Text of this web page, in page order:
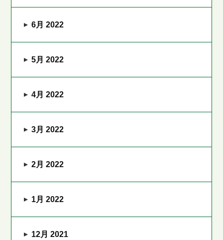
6月 2022
5月 2022
4月 2022
3月 2022
2月 2022
1月 2022
12月 2021